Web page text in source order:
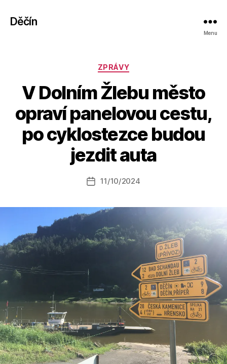
Děčín
Menu
Rubriky
ZPRÁVY
V Dolním Žlebu město
opraví panelovou cestu,
po cyklostezce budou
jezdit auta
Autor
příspěvku
u
o
a
Datum
11/10/2024